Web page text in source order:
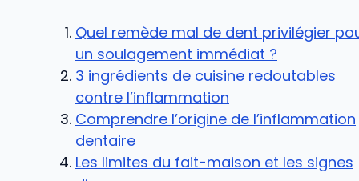
Quel remède mal de dent privilégier
un soulagement immédiat ?
3 ingrédients de cuisine redoutables
contre l’inflammation
Comprendre l’origine de l’inflammation
dentaire
Les limites du fait-maison et les signes